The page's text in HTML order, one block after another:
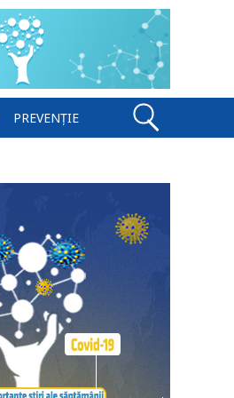
PREVENȚIE